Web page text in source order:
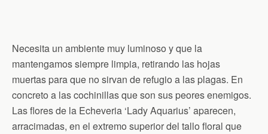
Necesita un ambiente muy luminoso y que la
mantengamos siempre limpia, retirando las hojas
muertas para que no sirvan de refugio a las plagas. En
concreto a las cochinillas que son sus peores enemigos.
Las flores de la Echeveria ‘Lady Aquarius’ aparecen,
arracimadas, en el extremo superior del tallo floral que